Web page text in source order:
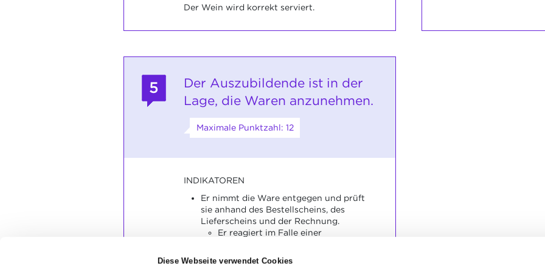
Diese Webseite verwendet Cookies
Der Wein wird korrekt serviert.
5
Der Auszubildende ist in der
Lage, die Waren anzunehmen.
Maximale Punktzahl: 12
INDIKATOREN
Er nimmt die Ware entgegen und prüft
sie anhand des Bestellscheins, des
Lieferscheins und der Rechnung.
Er reagiert im Falle einer
Er räumt die Waren weg.